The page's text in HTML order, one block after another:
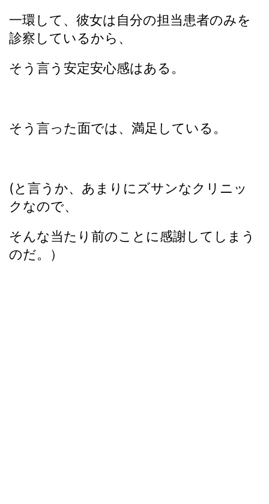
一環して、彼女は自分の担当患者のみを
診察しているから、
そう言う安定安心感はある。
そう言った面では、満足している。
(と言うか、あまりにズサンなクリニッ
クなので、
そんな当たり前のことに感謝してしまう
のだ。）